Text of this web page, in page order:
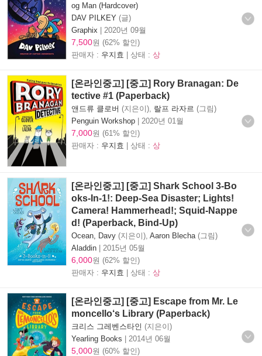
og Man (Hardcover)
DAV PILKEY (글)
Graphix | 2020년 09월
7,500원 (62% 할인)
판매자 : 우지효 | 상태 : 상
[온라인중고] [중고] Rory Branagan: De
tective #1 (Paperback)
앤드류 클로버 (지은이), 랄프 라자르 (그림)
Penguin Workshop | 2020년 01월
7,000원 (61% 할인)
판매자 : 우지효 | 상태 : 상
[온라인중고] [중고] Shark School 3-Bo
oks-In-1!: Deep-Sea Disaster; Lights!
Camera! Hammerhead!; Squid-Nappe
d! (Paperback, Bind-Up)
Ocean, Davy (지은이), Aaron Blecha (그림)
Aladdin | 2015년 05월
6,000원 (62% 할인)
판매자 : 우지효 | 상태 : 상
[온라인중고] [중고] Escape from Mr. Le
moncello‘s Library (Paperback)
크리스 그레벤스타인 (지은이)
Yearling Books | 2014년 06월
5,000원 (60% 할인)